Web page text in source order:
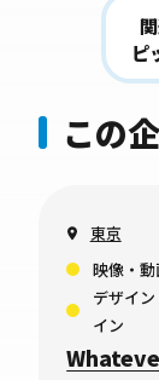
この
ピ
東京
映像・動
デザイ
イン